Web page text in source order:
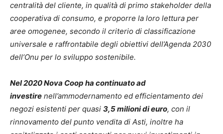
centralità del cliente, in qualità di primo stakeholder della
cooperativa di consumo, e proporre la loro lettura per
aree omogenee, secondo il criterio di classificazione
universale e raffrontabile degli obiettivi dell’Agenda 2030
dell’Onu per lo sviluppo sostenibile.
Nel 2020 Nova Coop ha continuato ad
investire nell’ammodernamento ed efficientamento dei
negozi esistenti per quasi 3,5 milioni di euro, con il
rinnovamento del punto vendita di Asti, inoltre ha